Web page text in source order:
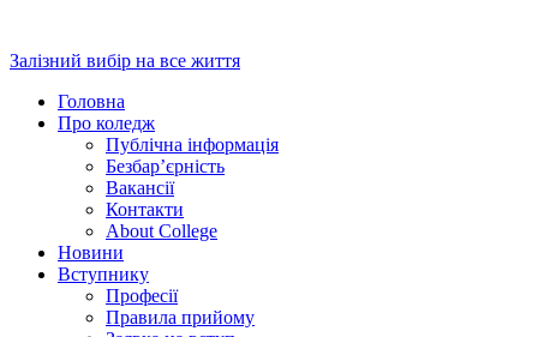
вмісту
Залізний вибір на все життя
Головна
Про коледж
Публічна інформація
Безбар’єрність
Вакансії
Контакти
About College
Новини
Вступнику
Професії
Правила прийому